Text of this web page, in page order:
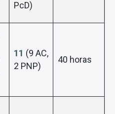
PcD)
11 (9 AC,
2 PNP)
40 horas